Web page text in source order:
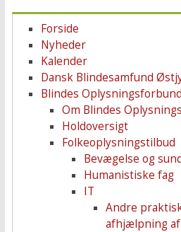
Forside
Nyheder
Kalender
Dansk Blindesamfund
Blindes Oplysningsforbund
Om Blindes
Holdoversigt
Folkeoplysningstilbud
Bevægelse og
Humanistiske fag
IT
Andre
afhjælpning